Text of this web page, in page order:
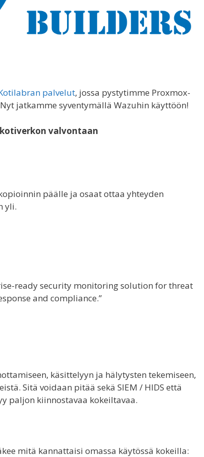
palvelut, jossa pystytimme Proxmox-
jatkamme syventymällä Wazuhin käyttöön!
valvontaan
päälle ja osaat ottaa yhteyden
yli.
ready security monitoring solution for threat
and compliance.”
käsittelyyn ja hälytysten tekemiseen,
Sitä voidaan pitää sekä SIEM / HIDS että
paljon kiinnostavaa kokeiltavaa.
mitä kannattaisi omassa käytössä kokeilla: